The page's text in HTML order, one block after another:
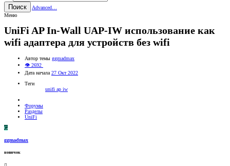
Поиск
Advanced…
Меню
UniFi AP In-Wall UAP-IW использование как
wifi адаптера для устройств без wifi
Автор темы ggmadmax
👁 2692
Дата начала 27 Окт 2022
Теги
unifi ap iw
Форумы
Разделы
UniFi
G
ggmadmax
новичок